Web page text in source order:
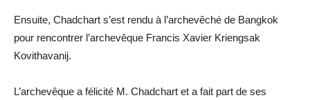
Ensuite, Chadchart s’est rendu à l’archevêché de Bangkok
pour rencontrer l’archevêque Francis Xavier Kriengsak
Kovithavanij.
L’archevêque a félicité M. Chadchart et a fait part de ses